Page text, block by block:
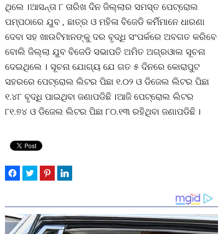
ଥିଲେ ।ଆସନ୍ତା ୮ ତାରିଖ ଦିନ ଜିଲ୍ଲାର ସମସ୍ତ ପେଟ୍ରୋଲ
ପମ୍ପଠାରେ ଯୁବ , ଛାତ୍ର ଓ ମହିଳା ବିଜେଡି କର୍ମିମାନେ ଧାରଣା
ଦେବା ସହ ଖାଉଟିମାନଙ୍କୁ ଦର ବୃଦ୍ଧି ସଂପର୍କରେ ଅବଗତ କରିବେ
ବୋଲି ଜିଲ୍ଲା ଯୁବ ବିଜେଡି ସଭାପତି ଅମିତ ଅଗ୍ରଓାଲ ସୂଚନା
ଦେଇଥିଲେ । ସୂଚନା ଯୋଗ୍ୟ ଯେ ଗତ ୫ ଦିନରେ କୋରାପୁଟ
ସହରରେ ପେଟ୍ରୋଲ ଲିଟର ପିଛା ୧.୦୨ ଓ ଡିଜେଲ ଲିଟର ପିଛା
୧.୪୮ ବୃଦ୍ଧି ପାଇଥିବା ଜଣାପଡିଛି ।ଆଜି ପେଟ୍ରୋଲ ଲିଟର
୮୧.୭୪ ଓ ଡିଜେଲ ଲିଟର ପିଛା ୮୦.୧୩ ରହିଥିବା ଜଣାପଡିଛି ।